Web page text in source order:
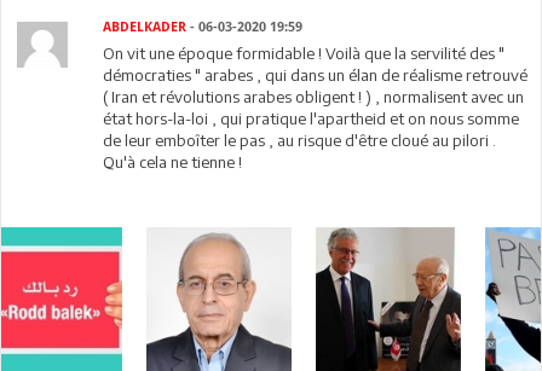
ABDELKADER - 06-03-2020 19:59
On vit une époque formidable ! Voilà que la servilité des "
démocraties " arabes , qui dans un élan de réalisme retrouvé
( Iran et révolutions arabes obligent ! ) , normalisent avec un
état hors-la-loi , qui pratique l'apartheid et on nous somme
de leur emboîter le pas , au risque d'être cloué au pilori .
Qu'à cela ne tienne !